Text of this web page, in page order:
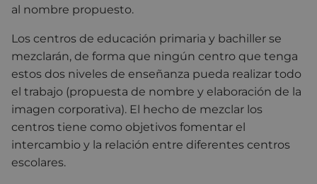
al nombre propuesto.
Los centros de educación primaria y bachiller se
mezclarán, de forma que ningún centro que tenga
estos dos niveles de enseñanza pueda realizar todo
el trabajo (propuesta de nombre y elaboración de la
imagen corporativa). El hecho de mezclar los
centros tiene como objetivos fomentar el
intercambio y la relación entre diferentes centros
escolares.